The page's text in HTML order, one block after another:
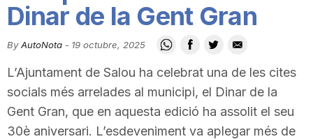
C
i
u
Dinar de la Gent Gran
By AutoNota - 19 octubre, 2025
L’Ajuntament de Salou ha celebrat una de les cites
socials més arrelades al municipi, el Dinar de la
Gent Gran, que en aquesta edició ha assolit el seu
30è aniversari. L’esdeveniment va aplegar més de